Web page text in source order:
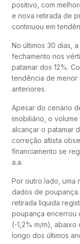
positivo, com
e nova retirada de
continuou em
No últimos 30 dias,
fechamento nos
patamar dos 12%.
tendência de menor
anteriores.
Apesar do cenário
imobiliário, o
alcançar o patamar
correção altista
financiamento se
a.a.
Por outro lado, uma
dados de
retirada líquida
poupança encerrou
(-1,2% m/m), abaixo
longo dos últimos